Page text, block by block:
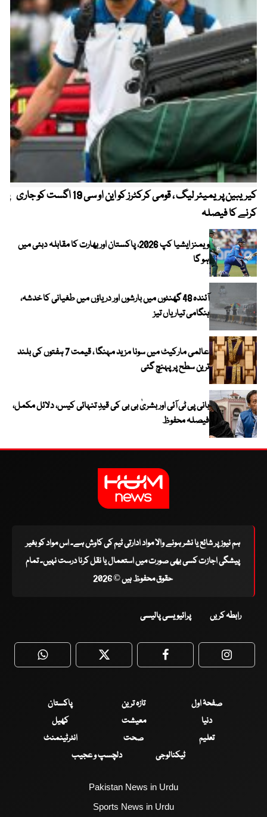
کیریبین پریمیئر لیگ ، قومی کرکٹرز کو این او سی 19 اگست کو جاری
کرنے کا فیصلہ
ویمنز ایشیا کپ 2026، پاکستان اور بھارت کا مقابلہ دبئی میں
ہو گا
آئندہ 48 گھنٹوں میں بارشوں اور دریاؤں میں طغیانی کا خدشہ،
ہنگامی تیاریاں تیز
عالمی مارکیٹ میں سونا مزید مہنگا ، قیمت 7 ہفتوں کی بلند
ترین سطح پر پہنچ گئی
بانی پی ٹی آئی اور بشریٰ بی بی کی قیدِ تنہائی کیس، دلائل مکمل،
فیصلہ محفوظ
ہم نیوز پر شائع یا نشر ہونے والا مواد ادارتی ٹیم کی کاوش ہے۔ اس مواد کو بغیر
پیشگی اجازت کسی بھی صورت میں استعمال یا نقل کرنا درست نہیں۔ تمام
حقوق محفوظ ہیں © 2026
رابطہ کریں پرائیویسی پالیسی
WhatsApp Twitter Facebook
صفحۂ اول تازہ ترین
پاکستان
دنیا
معیشت
کھیل
تعلیم
صحت
انٹرٹینمنٹ
ٹیکنالوجی
دلچسپ و عجیب
Pakistan News in Urdu
Sports News in Urdu